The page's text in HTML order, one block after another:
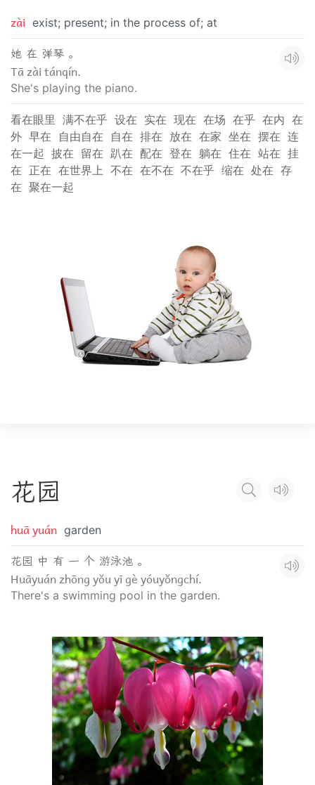
zài exist; present; in the process of; at
她 在 弹琴 。
Tā zài tánqín.
She's playing the piano.
看在眼里 满不在乎 设在 实在 现在 在场 在乎 在内 在
外 早在 自由自在 自在 排在 放在 在家 坐在 摆在 连
在一起 披在 留在 趴在 配在 登在 躺在 住在 站在 挂
在 正在 在世界上 不在 在不在 不在乎 缩在 处在 存
在 聚在一起
花园
huā yuán garden
花园 中 有 一 个 游泳池 。
Huāyuán zhōng yǒu yī gè yóuyǒngchí.
There's a swimming pool in the garden.